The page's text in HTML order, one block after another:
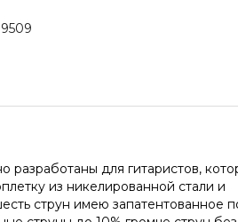
разработаны для гитаристов,
из никелированной стали и
струн имею запатентованное